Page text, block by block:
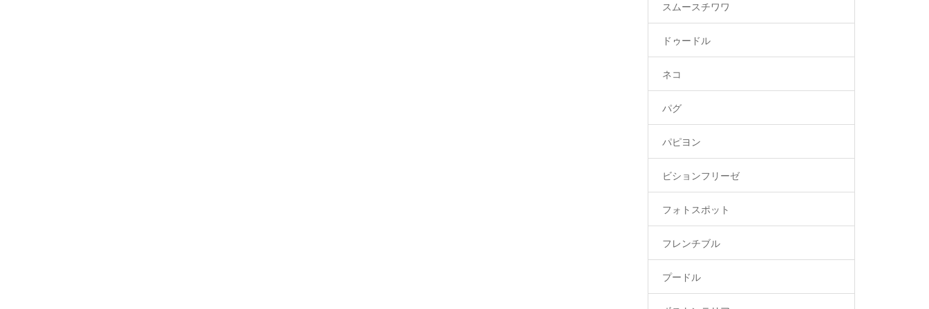
スムースチワワ
ドゥードル
ネコ
パグ
パピヨン
ビションフリーゼ
フォトスポット
フレンチブル
プードル